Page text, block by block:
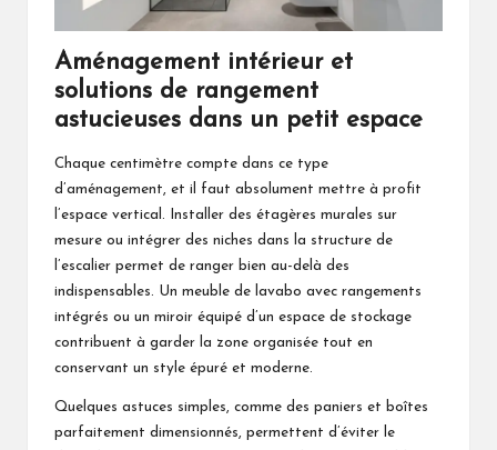
Aménagement intérieur et
solutions de rangement
astucieuses dans un petit espace
Chaque centimètre compte dans ce type
d’aménagement, et il faut absolument mettre à profit
l’espace vertical. Installer des étagères murales sur
mesure ou intégrer des niches dans la structure de
l’escalier permet de ranger bien au-delà des
indispensables. Un meuble de lavabo avec rangements
intégrés ou un miroir équipé d’un espace de stockage
contribuent à garder la zone organisée tout en
conservant un style épuré et moderne.
Quelques astuces simples, comme des paniers et boîtes
parfaitement dimensionnés, permettent d’éviter le